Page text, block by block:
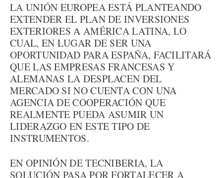
LA UNIÓN EUROPEA ESTÁ PLANTEANDO
EXTENDER EL PLAN DE INVERSIONES
EXTERIORES A AMÉRICA LATINA, LO
CUAL, EN LUGAR DE SER UNA
OPORTUNIDAD PARA ESPAÑA, FACILITARÁ
QUE LAS EMPRESAS FRANCESAS Y
ALEMANAS LA DESPLACEN DEL
MERCADO SI NO CUENTA CON UNA
AGENCIA DE COOPERACIÓN QUE
REALMENTE PUEDA ASUMIR UN
LIDERAZGO EN ESTE TIPO DE
INSTRUMENTOS.
EN OPINIÓN DE TECNIBERIA, LA
SOLUCIÓN PASA POR FORTALECER A